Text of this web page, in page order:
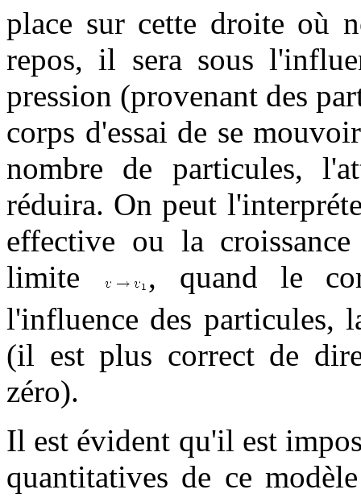
place sur cette droite où
repos, il sera sous
pression (provenant des
corps d'essai de se
nombre de particules,
réduira. On peut
effective ou la
limite
, quand le
l'influence des particules,
(il est plus correct de
zéro).
Il est évident qu'il est
quantitatives de ce